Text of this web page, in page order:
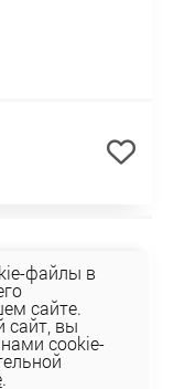
файлы в
сайте.
сайт, вы
cookie-
.